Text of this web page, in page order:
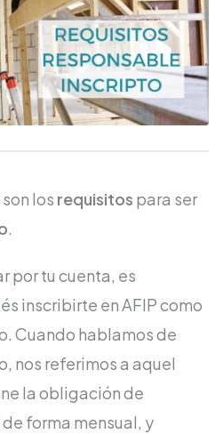
los requisitos para ser
.
por tu cuenta, es
inscribirte en AFIP como
Cuando hablamos de
nos referimos a aquel
la obligación de
de forma mensual, y